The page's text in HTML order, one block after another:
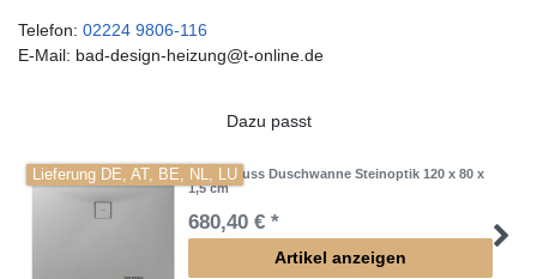
Telefon: 02224 9806-116
E-Mail: bad-design-heizung@t-online.de
Dazu passt
Lieferung DE, AT, BE, NL, LUMineralguss Duschwanne Steinoptik 120 x 80 x
1,5 cm
680,40 € *
Artikel anzeigen